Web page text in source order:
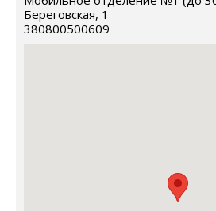
Береговская, 1
380800500609